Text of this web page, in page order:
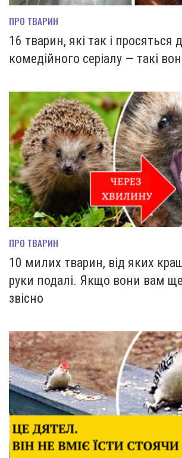
ПРО ТВАРИН
16 тварин, які так і просяться
комедійного серіалу — такі
ПРО ТВАРИН
10 милих тварин, від яких
руки подалі. Якщо вони вам ще
звісно